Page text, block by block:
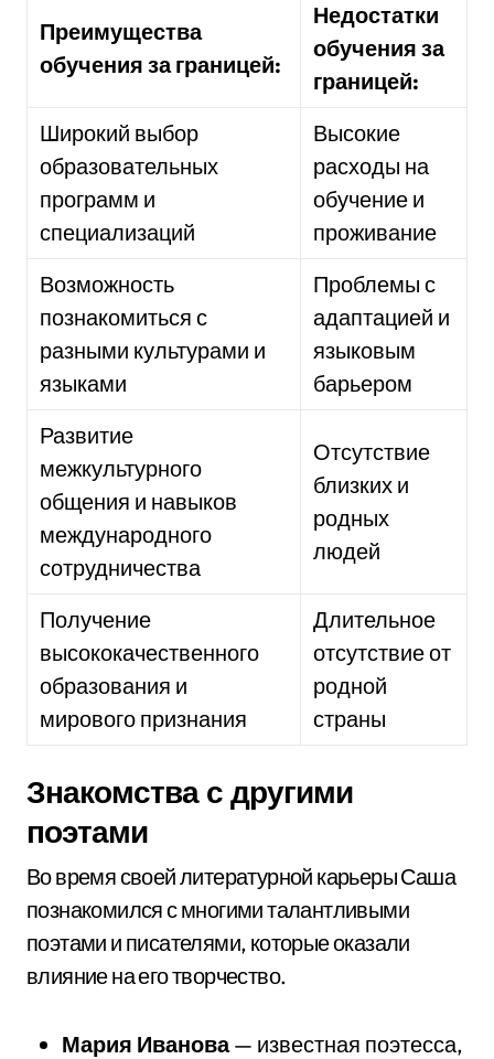
Преимущества
обучения за границей:
Недостатки
обучения за
границей:
Широкий выбор
образовательных
программ и
специализаций
Высокие
расходы на
обучение и
проживание
Возможность
познакомиться с
разными культурами и
языками
Проблемы с
адаптацией и
языковым
барьером
Развитие
межкультурного
общения и навыков
международного
сотрудничества
Отсутствие
близких и
родных
людей
Получение
высококачественного
образования и
мирового признания
Длительное
отсутствие от
родной
страны
Знакомства с другими
поэтами
Во время своей литературной карьеры Саша
познакомился с многими талантливыми
поэтами и писателями, которые оказали
влияние на его творчество.
Мария Иванова— известная поэтесса,